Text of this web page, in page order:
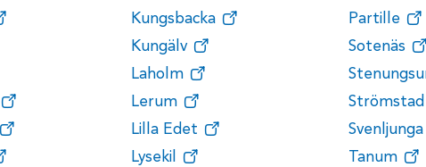
Kungsbacka
Kungälv
Laholm
Lerum
Lilla Edet
Lysekil
Partille
Sotenäs
Strömstad
Svenljunga
Tanum